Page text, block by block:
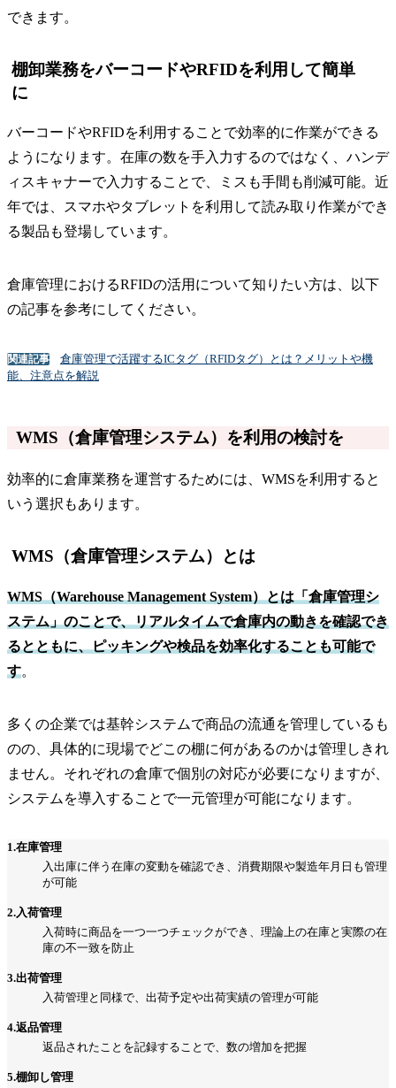
できます。
棚卸業務をバーコードやRFIDを利用して簡単
に
バーコードやRFIDを利用することで効率的に作業ができる
ようになります。在庫の数を手入力するのではなく、ハンデ
ィスキャナーで入力することで、ミスも手間も削減可能。近
年では、スマホやタブレットを利用して読み取り作業ができ
る製品も登場しています。
倉庫管理におけるRFIDの活用について知りたい方は、以下
の記事を参考にしてください。
関連記事
倉庫管理で活躍するICタグ（RFIDタグ）とは？メリットや機
能、注意点を解説
WMS（倉庫管理システム）を利用の検討を
効率的に倉庫業務を運営するためには、WMSを利用すると
いう選択もあります。
WMS（倉庫管理システム）とは
WMS（Warehouse Management System）とは「倉庫管理シ
ステム」のことで、リアルタイムで倉庫内の動きを確認でき
るとともに、ピッキングや検品を効率化することも可能で
す。
多くの企業では基幹システムで商品の流通を管理しているも
のの、具体的に現場でどこの棚に何があるのかは管理しきれ
ません。それぞれの倉庫で個別の対応が必要になりますが、
システムを導入することで一元管理が可能になります。
1.在庫管理
入出庫に伴う在庫の変動を確認でき、消費期限や製造年月日も管理
が可能
2.入荷管理
入荷時に商品を一つ一つチェックができ、理論上の在庫と実際の在
庫の不一致を防止
3.出荷管理
入荷管理と同様で、出荷予定や出荷実績の管理が可能
4.返品管理
返品されたことを記録することで、数の増加を把握
5.棚卸し管理